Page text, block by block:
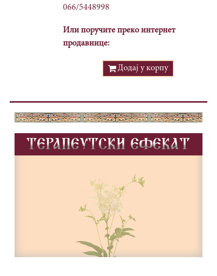
066/5448998
Или поручите преко интернет
продавнице:
Додај у корпу
TERAPEUTSKI EFEKAT